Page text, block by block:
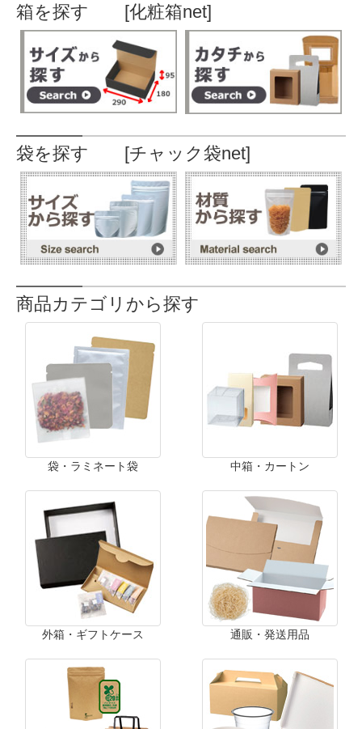
箱を探す [化粧箱net]
袋を探す [チャック袋net]
商品カテゴリから探す
袋・ラミネート袋 中箱・カートン
外箱・ギフトケース 通販・発送用品